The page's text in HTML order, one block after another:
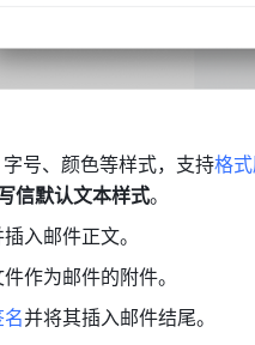
号、颜色等样式，支持格式
信默认文本样式。
入邮件正文。
作为邮件的附件。
并将其插入邮件结尾。